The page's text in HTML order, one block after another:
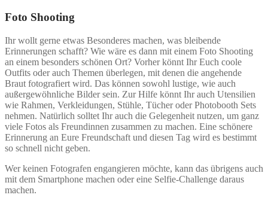
Foto Shooting
Ihr wollt gerne etwas Besonderes machen, was bleibende
Erinnerungen schafft? Wie wäre es dann mit einem Foto Shooting
an einem besonders schönen Ort? Vorher könnt Ihr Euch coole
Outfits oder auch Themen überlegen, mit denen die angehende
Braut fotografiert wird. Das können sowohl lustige, wie auch
außergewöhnliche Bilder sein. Zur Hilfe könnt Ihr auch Utensilien
wie Rahmen, Verkleidungen, Stühle, Tücher oder Photobooth Sets
nehmen. Natürlich solltet Ihr auch die Gelegenheit nutzen, um ganz
viele Fotos als Freundinnen zusammen zu machen. Eine schönere
Erinnerung an Eure Freundschaft und diesen Tag wird es bestimmt
so schnell nicht geben.
Wer keinen Fotografen engangieren möchte, kann das übrigens auch
mit dem Smartphone machen oder eine Selfie-Challenge daraus
machen.